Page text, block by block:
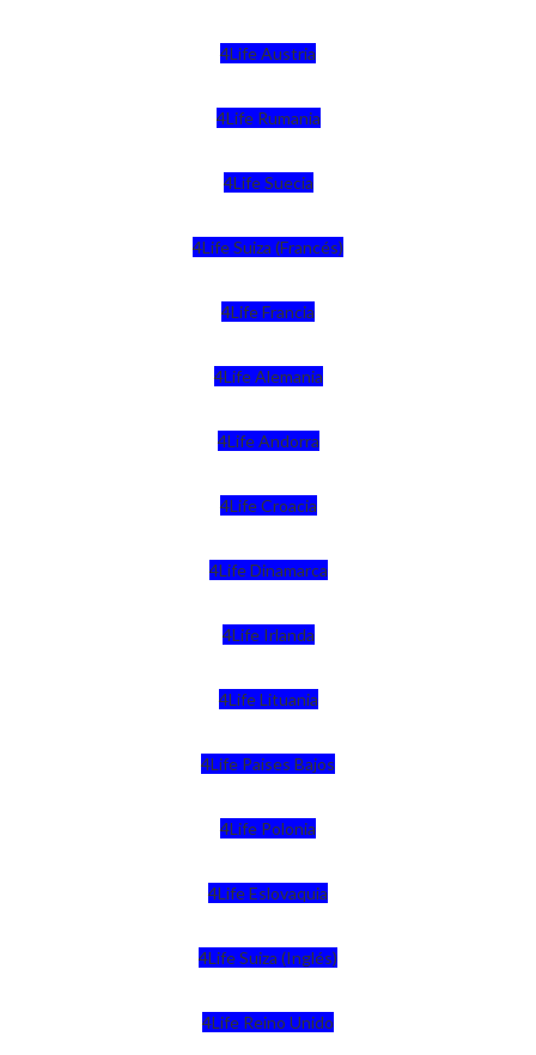
4Life Austria
4Life Rumania
4Life Suecia
4Life Suiza (Francés)
4Life Francia
4Life Alemania
4Life Andorra
4Life Croacia
4Life Dinamarca
4Life Irlanda
4Life Lituania
4Life Paises Bajos
4Life Polonia
4Life Eslovaquia
4Life Suiza (Inglés)
4Life Reino Unido